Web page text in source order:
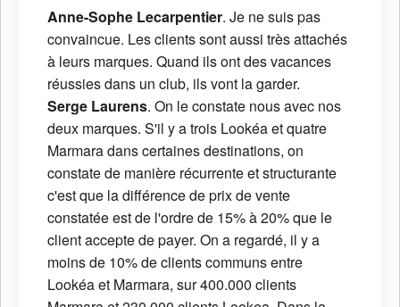
Anne-Sophe Lecarpentier. Je ne suis pas
convaincue. Les clients sont aussi très attachés
à leurs marques. Quand ils ont des vacances
réussies dans un club, ils vont la garder.
Serge Laurens. On le constate nous avec nos
deux marques. S'il y a trois Lookéa et quatre
Marmara dans certaines destinations, on
constate de manière récurrente et structurante
c'est que la différence de prix de vente
constatée est de l'ordre de 15% à 20% que le
client accepte de payer. On a regardé, il y a
moins de 10% de clients communs entre
Lookéa et Marmara, sur 400.000 clients